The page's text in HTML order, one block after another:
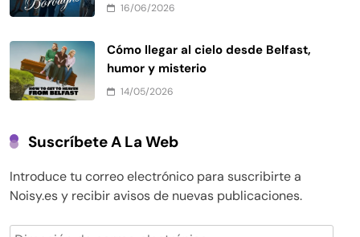
16/06/2026
Cómo llegar al cielo desde Belfast,
humor y misterio
14/05/2026
Suscríbete A La Web
Introduce tu correo electrónico para suscribirte a
Noisy.es y recibir avisos de nuevas publicaciones.
Dirección